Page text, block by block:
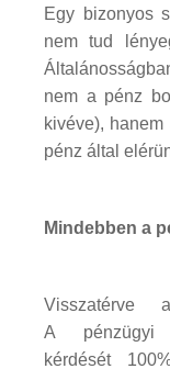
Egy bizonyos
nem tud
nem a pénz
kivéve),
pénz által
Mindebben a
Visszatérve
A
kérdését